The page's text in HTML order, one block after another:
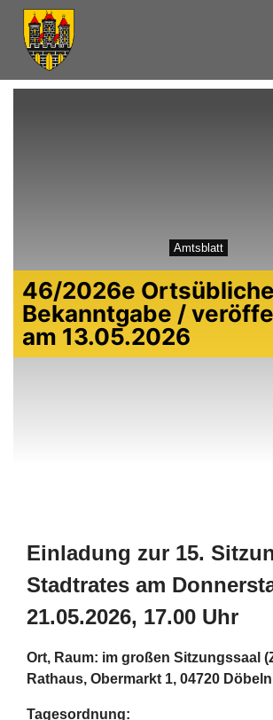
Amtsblatt
46/2026e Ortsübliche
Bekanntgabe /
am 13.05.2026
Einladung zur 15.
Stadtrates am
21.05.2026, 17.00 Uhr
Ort, Raum: im großen Sitzungssaal
Rathaus, Obermarkt 1, 04720 Döbeln
Tagesordnung: